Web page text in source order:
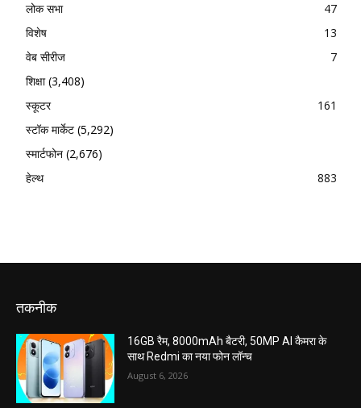
लोक सभा
47
विशेष
13
वेब सीरीज
7
शिक्षा(3,408)
स्कूटर
161
स्टॉक मार्केट (5,292)
स्मार्टफोन (2,676)
हेल्थ
883
तकनीक
16GB रैम, 8000mAh बैटरी, 50MP AI कैमरा के
साथ Redmi का नया फोन लॉन्च
August 6, 2026